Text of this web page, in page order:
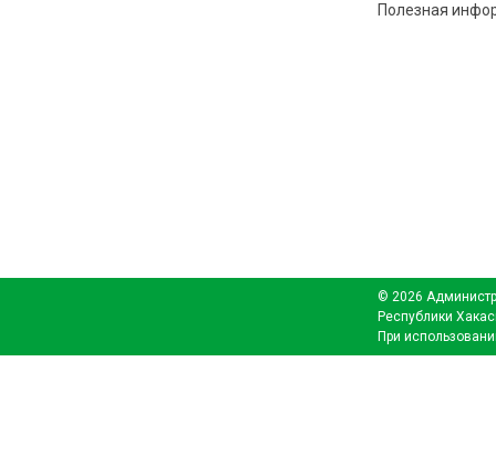
Полезная
© 2026
Республики
При